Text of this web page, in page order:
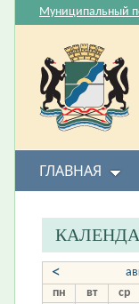
Муниципальный
ГЛАВНАЯ
<
пн вт ср